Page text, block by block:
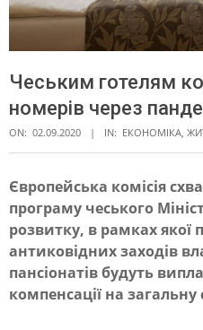
Чеським готелям
номерів через
ON: 02.09.2020 IN: ЕКОНОМІКА,
Ч
е
с
ь
Європейська комісія
програму чеського
розвитку, в рамках якої
антиковідних заходів
пансіонатів будуть
компенсації на